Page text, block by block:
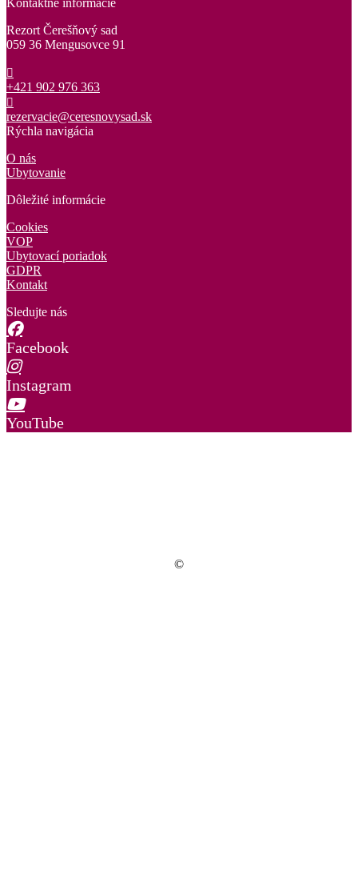
Rezort Čerešňový sad
059 36 Mengusovce 91
+421 902 976 363
rezervacie@ceresnovysad.sk
Rýchla navigácia
O nás
Ubytovanie
Dôležité informácie
Cookies
VOP
Ubytovací poriadok
GDPR
Kontakt
Sledujte nás
Facebook
Instagram
YouTube
©